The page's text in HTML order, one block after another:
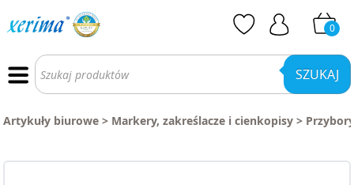
0
Wyszukiwarka
produktów SZUKAJ
Artykuły biurowe > Markery, zakreślacze i cienkopisy >